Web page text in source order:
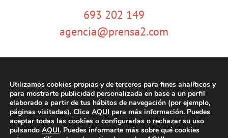
693 202 149
agencia@prensa2.com
© Copyright 2020 | La Veu d'Algemesí | Tots els drets reservats |Aviso
legal |Política de privacidad|Política de cookies | Dissenyat per
Utilizamos cookies propias y de terceros para fines analíticos y
para mostrarte publicidad personalizada en base a un perfil
elaborado a partir de tus hábitos de navegación (por ejemplo,
páginas visitadas). Clica AQUI para más información. Puedes
aceptar todas las cookies o configurarlas o rechazar su uso
pulsando AQUI. Puedes informarte más sobre qué cookies